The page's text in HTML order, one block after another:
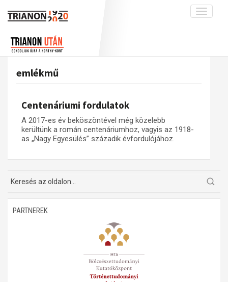
Toggle
A békerendszer megszilárdulása
Utókor és emlékezet
Adatbázis
Emlékművek (feltöltés alatt)
Menekültek
Publikációk
A trianoni szerződés
Műhelymunkák
emlékmű
Centenáriumi fordulatok
A 2017-es év beköszöntével még közelebb
kerültünk a román centenáriumhoz, vagyis az 1918-
as „Nagy Egyesülés” századik évfordulójához.
PARTNEREK